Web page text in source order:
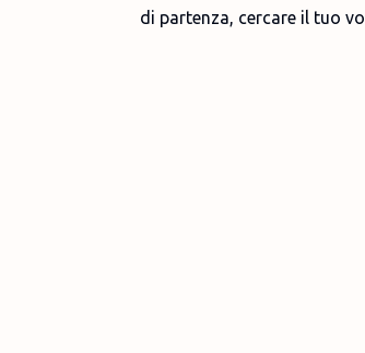
di partenza, cercare il tuo